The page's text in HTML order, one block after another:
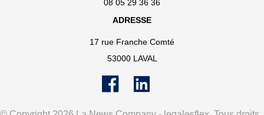
08 05 29 36 36
ADRESSE
17 rue Franche Comté
53000 LAVAL